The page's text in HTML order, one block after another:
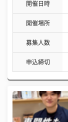
開催日時
開催場所
募集人数
申込締切